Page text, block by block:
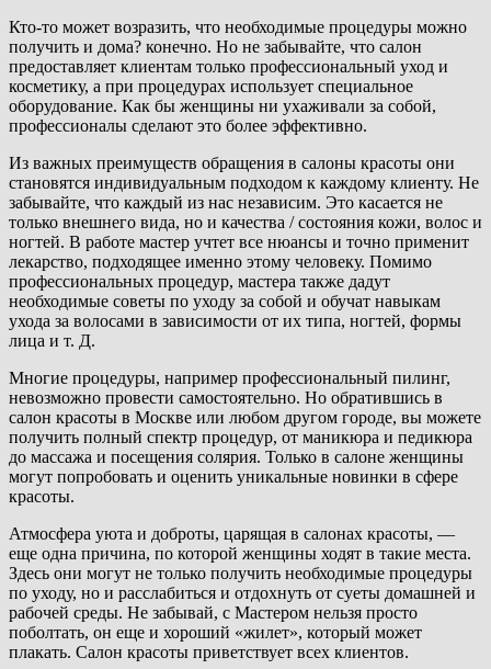
Кто-то может возразить, что необходимые процедуры можно
получить и дома? конечно. Но не забывайте, что салон
предоставляет клиентам только профессиональный уход и
косметику, а при процедурах использует специальное
оборудование. Как бы женщины ни ухаживали за собой,
профессионалы сделают это более эффективно.
Из важных преимуществ обращения в салоны красоты они
становятся индивидуальным подходом к каждому клиенту. Не
забывайте, что каждый из нас независим. Это касается не
только внешнего вида, но и качества / состояния кожи, волос и
ногтей. В работе мастер учтет все нюансы и точно применит
лекарство, подходящее именно этому человеку. Помимо
профессиональных процедур, мастера также дадут
необходимые советы по уходу за собой и обучат навыкам
ухода за волосами в зависимости от их типа, ногтей, формы
лица и т. Д.
Многие процедуры, например профессиональный пилинг,
невозможно провести самостоятельно. Но обратившись в
салон красоты в Москве или любом другом городе, вы можете
получить полный спектр процедур, от маникюра и педикюра
до массажа и посещения солярия. Только в салоне женщины
могут попробовать и оценить уникальные новинки в сфере
красоты.
Атмосфера уюта и доброты, царящая в салонах красоты, —
еще одна причина, по которой женщины ходят в такие места.
Здесь они могут не только получить необходимые процедуры
по уходу, но и расслабиться и отдохнуть от суеты домашней и
рабочей среды. Не забывай, с Мастером нельзя просто
поболтать, он еще и хороший «жилет», который может
плакать. Салон красоты приветствует всех клиентов.